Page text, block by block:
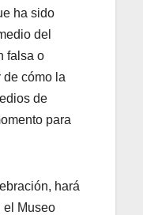
ha sido
del
falsa o
de cómo la
de
para
hará
el Museo